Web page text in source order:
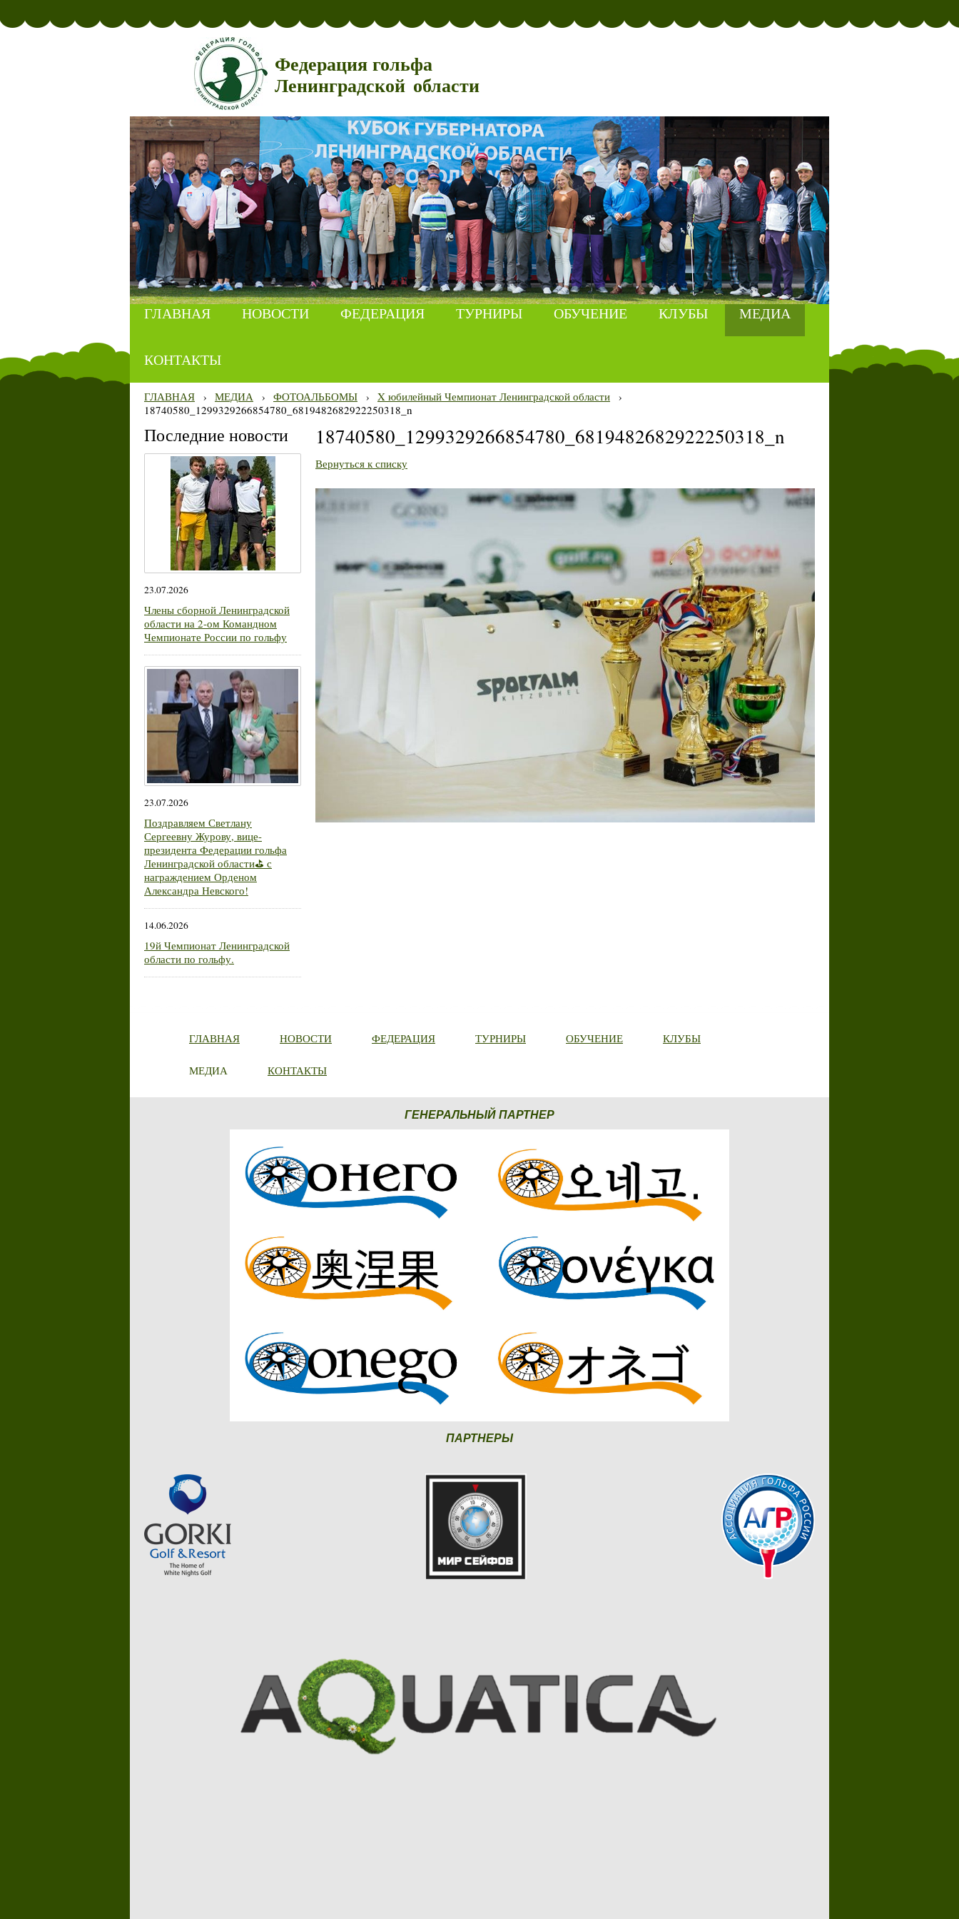
Федерация гольфа
Ленинградской области
ГЛАВНАЯ НОВОСТИ ФЕДЕРАЦИЯ ТУРНИРЫ ОБУЧЕНИЕ КЛУБЫ МЕДИА
КОНТАКТЫ
ГЛАВНАЯ › МЕДИА › ФОТОАЛЬБОМЫ › X юбилейный Чемпионат Ленинградской области ›
18740580_1299329266854780_6819482682922250318_n
Последние новости
23.07.2026
Члены сборной Ленинградской
области на 2-ом Командном
Чемпионате России по гольфу
23.07.2026
Поздравляем Светлану
Сергеевну Журову, вице-
президента Федерации гольфа
Ленинградской области⛳ с
награждением Орденом
Александра Невского!
14.06.2026
19й Чемпионат Ленинградской
области по гольфу.
18740580_1299329266854780_6819482682922250318_n
Вернуться к списку
ГЛАВНАЯ НОВОСТИ ФЕДЕРАЦИЯ ТУРНИРЫ ОБУЧЕНИЕ КЛУБЫ
МЕДИА КОНТАКТЫ
ГЕНЕРАЛЬНЫЙ ПАРТНЕР
ПАРТНЕРЫ